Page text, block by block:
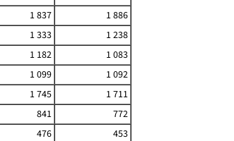
1 837
1 886
1 333
1 238
1 182
1 083
1 099
1 092
1 745
1 711
841
772
476
453